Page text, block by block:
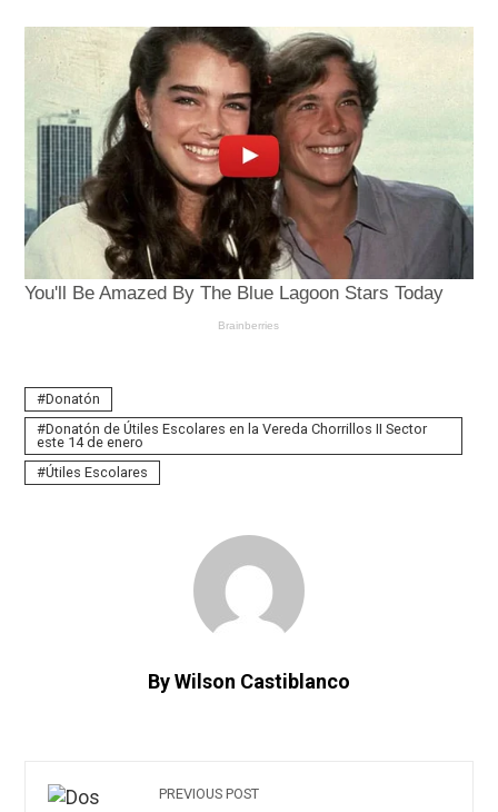
Donatón
Donatón de Útiles Escolares en la Vereda Chorrillos II Sector
este 14 de enero
Útiles Escolares
By Wilson Castiblanco
PREVIOUS POST